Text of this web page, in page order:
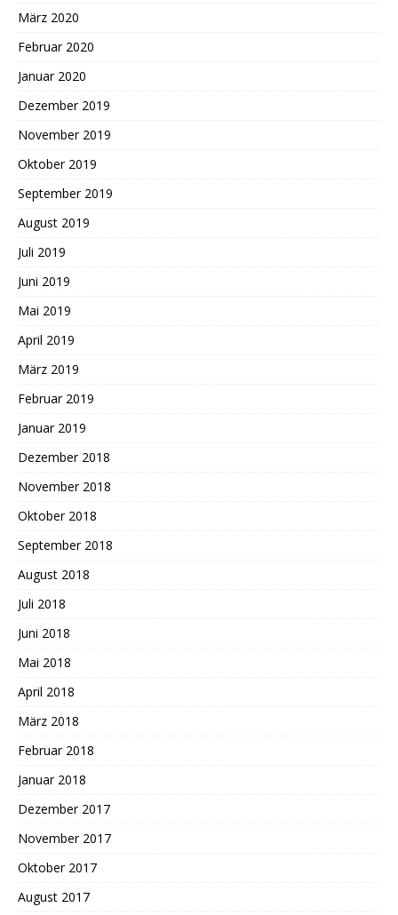
März 2020
Februar 2020
Januar 2020
Dezember 2019
November 2019
Oktober 2019
September 2019
August 2019
Juli 2019
Juni 2019
Mai 2019
April 2019
März 2019
Februar 2019
Januar 2019
Dezember 2018
November 2018
Oktober 2018
September 2018
August 2018
Juli 2018
Juni 2018
Mai 2018
April 2018
März 2018
Februar 2018
Januar 2018
Dezember 2017
November 2017
Oktober 2017
August 2017